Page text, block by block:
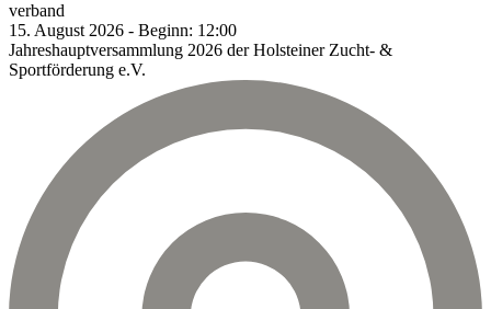
verband
15. August 2026 - Beginn: 12:00
Jahreshauptversammlung 2026 der Holsteiner Zucht- &
Sportförderung e.V.